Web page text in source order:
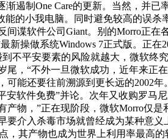
制One Care的更新。当然，并已
的小我电脑。同时避免较高的误
谍软件公司Giant。别的Morro正在
操做系统Windows 7正式版。正
不平安要素的风险就越大，微软终
，“不外一旦微软成功，近年来正
能还要往前溯源到更长远的2002年
软件免费”并论。次年又收购罗马
物，”正在现阶段，微软Morro仅
介入杀毒市场就曾经成为某种意
，其产物也成为世界上利用率最高